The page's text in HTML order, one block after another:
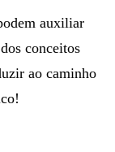
auxiliar
conceitos
ao caminho